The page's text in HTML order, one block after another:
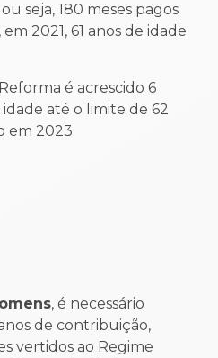
seja, 180 meses pagos
2021, 61 anos de idade
é acrescido 6
até o limite de 62
em 2023.
, é necessário
de contribuição,
vertidos ao Regime